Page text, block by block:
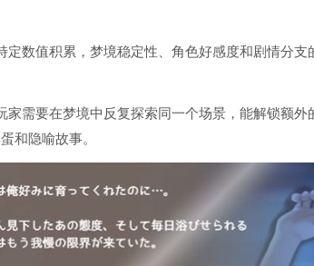
定数值积累，梦境稳定性、角色好感度和剧情分
家需要在梦境中反复探索同一个场景，能解锁额
和隐喻故事。